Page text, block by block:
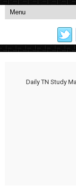
Daily TN Study